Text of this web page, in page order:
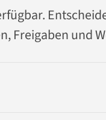
Freigaben und